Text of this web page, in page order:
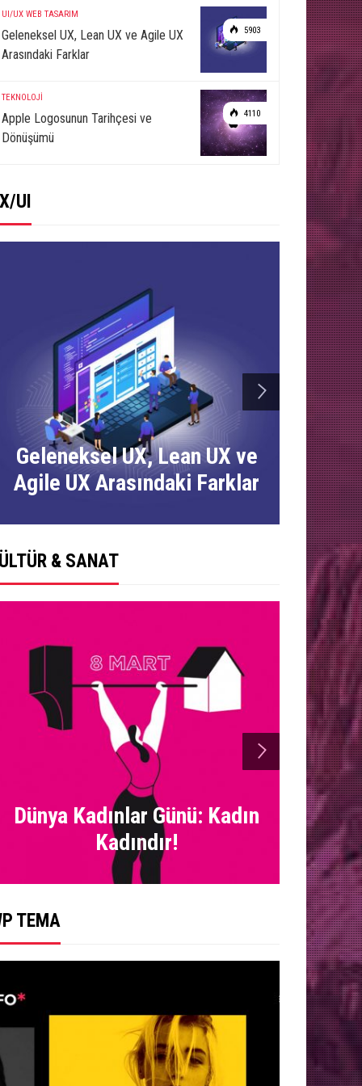
5903
UI/UX WEB TASARIM
Geleneksel UX, Lean UX ve Agile UX
Arasındaki Farklar
4110
TEKNOLOJİ
Apple Logosunun Tarihçesi ve
Dönüşümü
UI
Geleneksel UX, Lean UX ve
Agile UX Arasındaki Farklar
next
& SANAT
Dünya Kadınlar Günü: Kadın
Kadındır!
next
TEMA